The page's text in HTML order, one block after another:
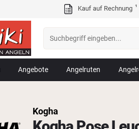
Kauf auf Rechnung ¹
Angebote Angelruten
Kogha